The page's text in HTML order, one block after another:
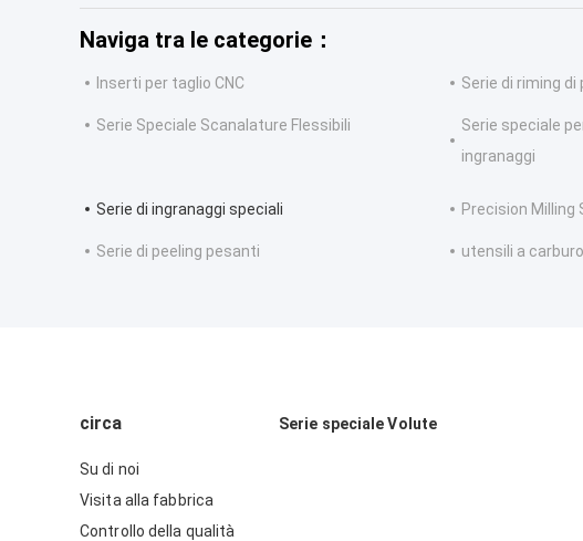
Naviga tra le categorie：
Inserti per taglio CNC Serie di riming di
Serie Speciale Scanalature Flessibili
Serie speciale
ingranaggi
Serie di ingranaggi speciali Precision Milling
Serie di peeling pesanti utensili a
circa
Su di noi
Visita alla fabbrica
Controllo della qualità
Serie speciale Volute